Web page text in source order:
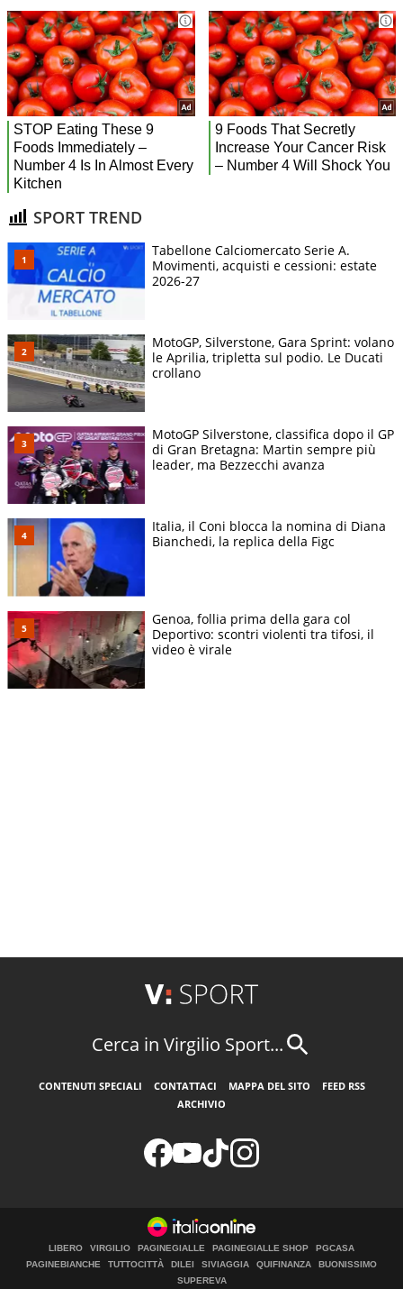
SPORT TREND
Tabellone Calciomercato Serie A.
Movimenti, acquisti e cessioni: estate
2026-27
MotoGP, Silverstone, Gara Sprint: volano
le Aprilia, tripletta sul podio. Le Ducati
crollano
MotoGP Silverstone, classifica dopo il GP
di Gran Bretagna: Martin sempre più
leader, ma Bezzecchi avanza
Italia, il Coni blocca la nomina di Diana
Bianchedi, la replica della Figc
Genoa, follia prima della gara col
Deportivo: scontri violenti tra tifosi, il
video è virale
Cerca in Virgilio Sport...
CONTENUTI SPECIALI CONTATTACI MAPPA DEL SITO
FEED RSS
ARCHIVIO
LIBERO VIRGILIO PAGINEGIALLE PAGINEGIALLE SHOP
PGCASA
PAGINEBIANCHE
TUTTOCITTÀ DILEI SIVIAGGIA QUIFINANZA
BUONISSIMO
SUPEREVA